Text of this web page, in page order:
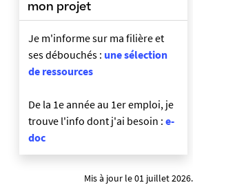
mon projet
Je m'informe sur ma filière et
ses débouchés : une sélection
de ressources
De la 1e année au 1er emploi, je
trouve l'info dont j'ai besoin : e-
doc
Mis à jour le 01 juillet 2026.